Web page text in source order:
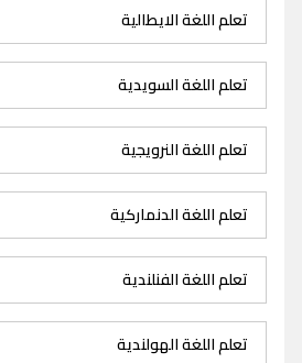
تعلم اللغة الايطالية
تعلم اللغة السويدية
تعلم اللغة النرويجية
تعلم اللغة الدنماركية
تعلم اللغة الفنلندية
تعلم اللغة الهولندية